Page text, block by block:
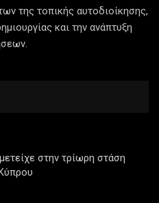
της τοπικής αυτοδιοίκησης,
και την ανάπτυξη
στην τρίωρη στάση